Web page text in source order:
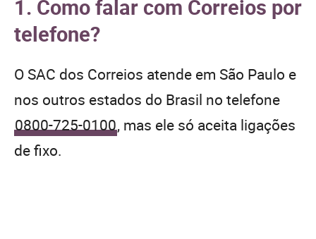
1. Como falar com Correios por
telefone?
O SAC dos Correios atende em São Paulo e
nos outros estados do Brasil no telefone
0800-725-0100, mas ele só aceita ligações
de fixo.